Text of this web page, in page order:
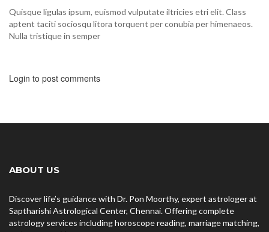
Quisque ligulas ipsum, euismod vulputate iltricies etri elit. Class
aptent taciti sociosqu litora torquent per conubia per himenaeos.
Nulla tristique in semper
Login to post comments
ABOUT US
Discover life’s guidance with Dr. Pon Moorthy, expert astrologer at
Saptharishi Astrological Center, Chennai. Offering complete
astrology services including horoscope reading, marriage matching,